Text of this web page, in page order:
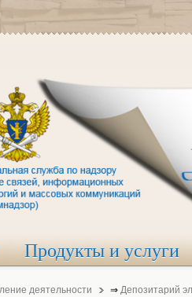
Продукты и услуги
деятельности ⇒ Депозитарий